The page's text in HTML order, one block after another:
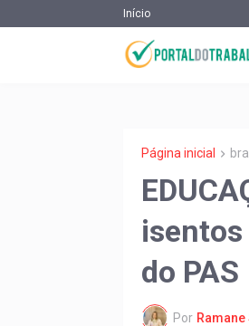
Início
Página inicial
do PAS
Por